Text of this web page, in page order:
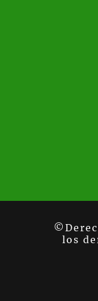
los